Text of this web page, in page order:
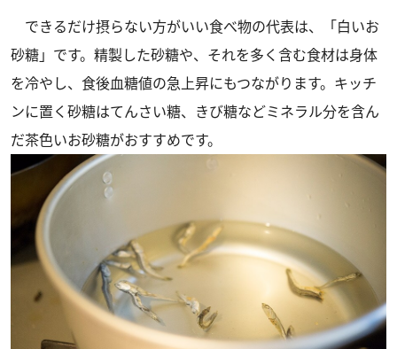
できるだけ摂らない方がいい食べ物の代表は、「白いお
砂糖」です。精製した砂糖や、それを多く含む食材は身体
を冷やし、食後血糖値の急上昇にもつながります。キッチ
ンに置く砂糖はてんさい糖、きび糖などミネラル分を含ん
だ茶色いお砂糖がおすすめです。